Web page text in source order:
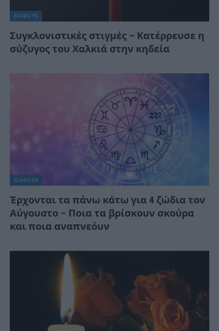
ΔΙΆΦΟΡΑ
Συγκλονιστικές στιγμές – Κατέρρευσε η
σύζυγος του Χαλκιά στην κηδεία
ΔΙΆΦΟΡΑ
Έρχονται τα πάνω κάτω για 4 ζώδια τον
Αύγουστο – Ποια τα βρίσκουν σκούρα
και ποια αναπνεόυν